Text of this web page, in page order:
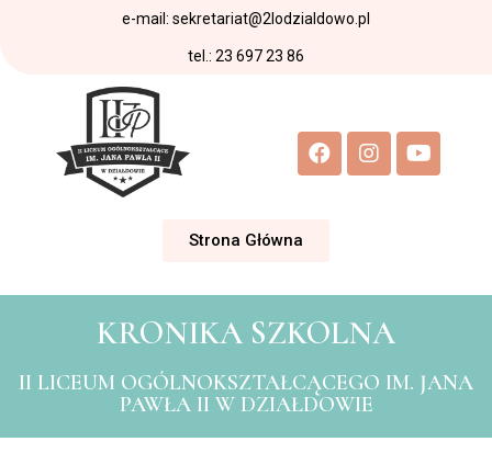
tel.: 23 697 23 86
e-mail: sekretariat@2lodzialdowo.pl
Strona Główna
KRONIKA SZKOLNA
II LICEUM OGÓLNOKSZTAŁCĄCEGO IM. JANA
PAWŁA II W DZIAŁDOWIE